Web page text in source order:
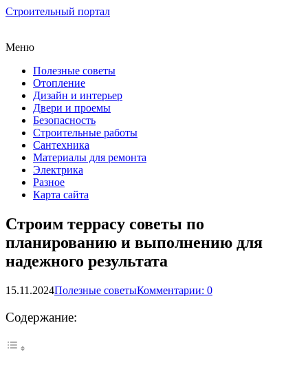
Строительный портал
Меню
Полезные советы
Отопление
Дизайн и интерьер
Двери и проемы
Безопасность
Строительные работы
Сантехника
Материалы для ремонта
Электрика
Разное
Карта сайта
Строим террасу советы по
планированию и выполнению для
надежного результата
15.11.2024Полезные советыКомментарии: 0
Содержание: